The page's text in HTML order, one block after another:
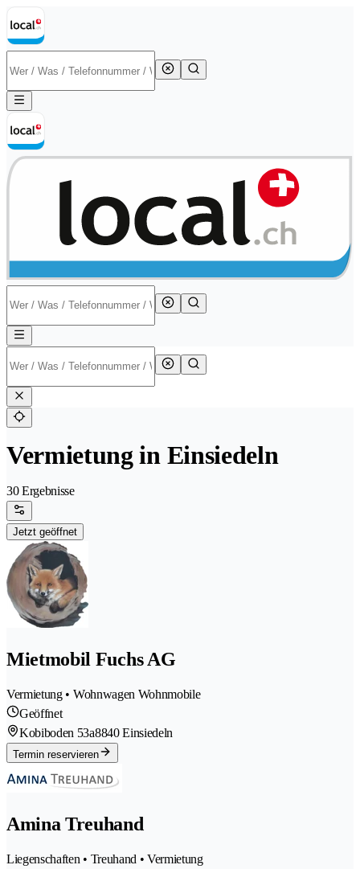
Vermietung in Einsiedeln
30 Ergebnisse
Jetzt geöffnet
Mietmobil Fuchs AG
Vermietung • Wohnwagen Wohnmobile
Geöffnet
Kobiboden 53a8840 Einsiedeln
Termin reservieren
Amina Treuhand
Liegenschaften • Treuhand • Vermietung